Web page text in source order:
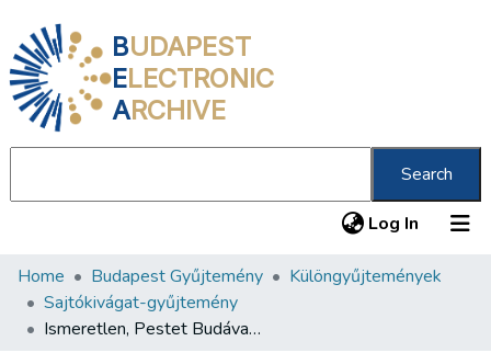
BUDAPEST
ELECTRONIC
ARCHIVE
Search
Log In (current)
Communities & Collections
All of DSpace
Home Budapest Gyűjtemény
Különgyűjtemények
Sajtókivágat-gyűjtemény
Ismeretlen, Pestet Budával összekötő Dunahíd-tervezetek II. József és gr. Széchenyi István korából